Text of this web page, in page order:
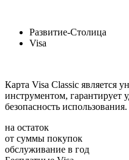
Развитие-Столица
Visa
Карта Visa Classic является
инструментом, гарантирует
безопасность использования.
на остаток
от суммы покупок
обслуживание в год